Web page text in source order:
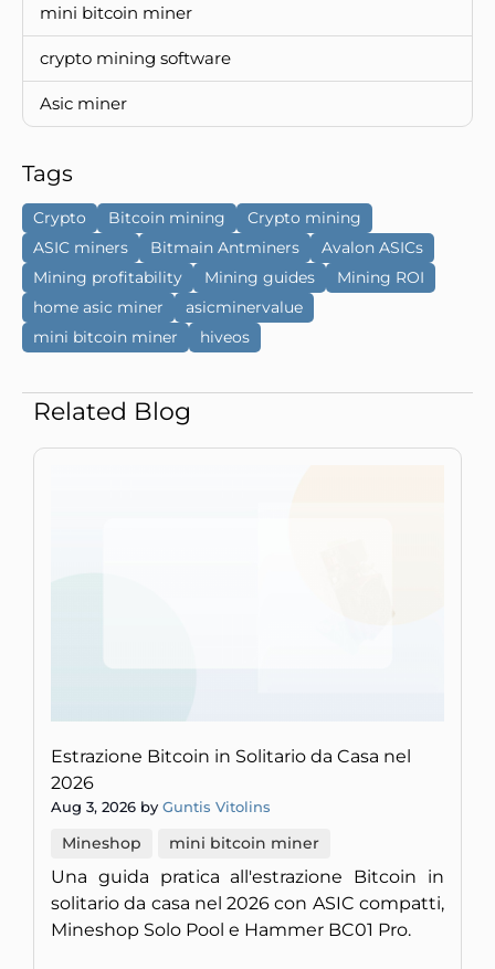
mini bitcoin miner
crypto mining software
Asic miner
Tags
Crypto Bitcoin mining
Crypto mining
ASIC miners
Bitmain Antminers
Avalon ASICs
Mining profitability
Mining guides
Mining ROI
home asic miner
asicminervalue
mini bitcoin miner
hiveos
Related Blog
Estrazione Bitcoin in Solitario da Casa nel
2026
Aug 3, 2026 by Guntis Vitolins
Mineshop mini bitcoin miner
Una guida pratica all'estrazione Bitcoin in
solitario da casa nel 2026 con ASIC compatti,
Mineshop Solo Pool e Hammer BC01 Pro.